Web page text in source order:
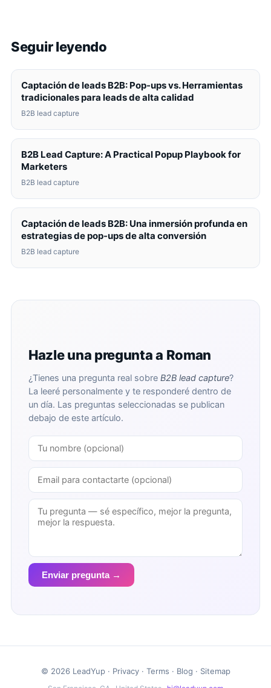
Seguir leyendo
Captación de leads B2B: Pop-ups vs. Herramientas
tradicionales para leads de alta calidad
B2B lead capture
B2B Lead Capture: A Practical Popup Playbook for
Marketers
B2B lead capture
Captación de leads B2B: Una inmersión profunda en
estrategias de pop-ups de alta conversión
B2B lead capture
Hazle una pregunta a Roman
¿Tienes una pregunta real sobre B2B lead capture?
La leeré personalmente y te responderé dentro de
un día. Las preguntas seleccionadas se publican
debajo de este artículo.
Enviar pregunta →
© 2026 LeadYup · Privacy· Terms · Blog · Sitemap